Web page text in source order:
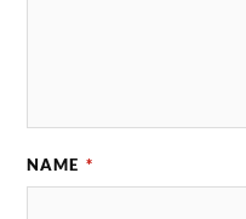
NAME *